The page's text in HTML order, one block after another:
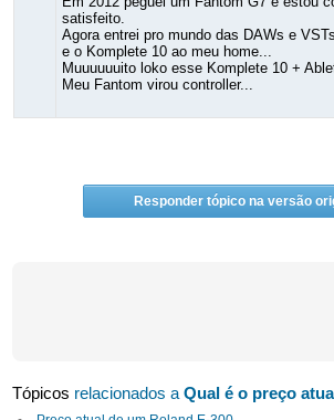
satisfeito.
Agora entrei pro mundo das DAWs e
e o Komplete 10 ao meu home...
Muuuuuuito loko esse Komplete 10 +
Meu Fantom virou controller...
Responder tópico na versão
Tópicos relacionados aQual é o preço